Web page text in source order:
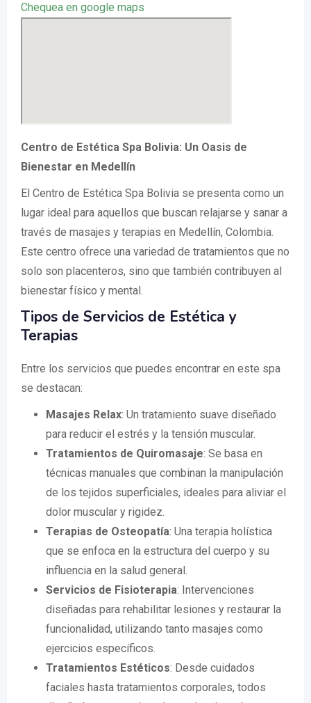
Chequea en google maps
Centro de Estética Spa Bolivia: Un Oasis de
Bienestar en Medellín
El Centro de Estética Spa Bolivia se presenta como un
lugar ideal para aquellos que buscan relajarse y sanar a
través de masajes y terapias en Medellín, Colombia.
Este centro ofrece una variedad de tratamientos que no
solo son placenteros, sino que también contribuyen al
bienestar físico y mental.
Tipos de Servicios de Estética y
Terapias
Entre los servicios que puedes encontrar en este spa
se destacan:
Masajes Relax: Un tratamiento suave diseñado
para reducir el estrés y la tensión muscular.
Tratamientos de Quiromasaje: Se basa en
técnicas manuales que combinan la manipulación
de los tejidos superficiales, ideales para aliviar el
dolor muscular y rigidez.
Terapias de Osteopatía: Una terapia holística
que se enfoca en la estructura del cuerpo y su
influencia en la salud general.
Servicios de Fisioterapia: Intervenciones
diseñadas para rehabilitar lesiones y restaurar la
funcionalidad, utilizando tanto masajes como
ejercicios específicos.
Tratamientos Estéticos: Desde cuidados
faciales hasta tratamientos corporales, todos